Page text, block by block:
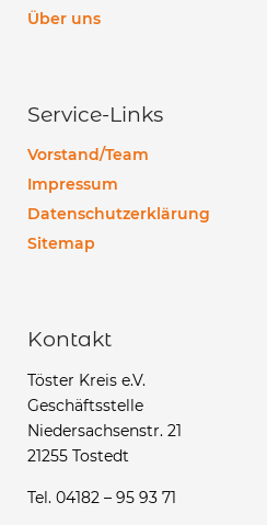
Über uns
Service-Links
Vorstand/Team
Impressum
Datenschutzerklärung
Sitemap
Kontakt
Töster Kreis e.V.
Geschäftsstelle
Niedersachsenstr. 21
21255 Tostedt
Tel. 04182 – 95 93 71